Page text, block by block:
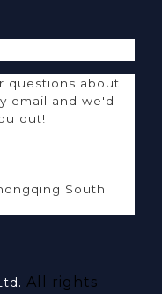
questions about
email and we'd
out!
South
All rights